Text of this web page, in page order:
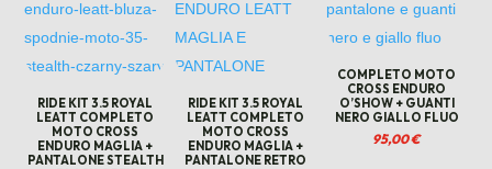
RIDE KIT 3.5 ROYAL
LEATT COMPLETO
MOTO CROSS
ENDURO MAGLIA +
PANTALONE STEALTH
RIDE KIT 3.5 ROYAL
LEATT COMPLETO
MOTO CROSS
ENDURO MAGLIA +
PANTALONE RETRO
COMPLETO MOTO
CROSS ENDURO
O’SHOW + GUANTI
NERO GIALLO FLUO
95,00€